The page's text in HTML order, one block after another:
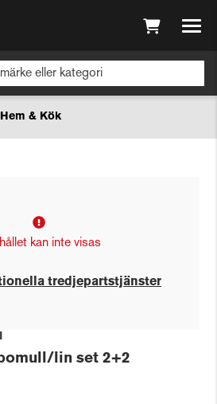
Hem & Kök
kan inte visas
tredjepartstjänster
lin set 2+2